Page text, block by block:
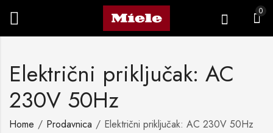
0
Električni priključak: AC
230V 50Hz
Home Prodavnica Električni priključak: AC 230V 50Hz